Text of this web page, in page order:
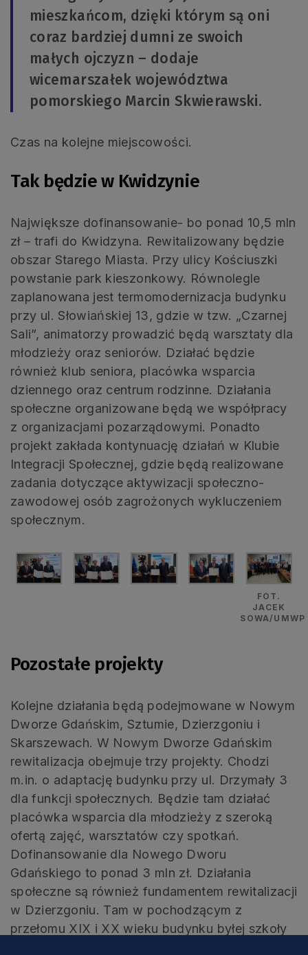
mieszkańcom, dzięki którym są oni
coraz bardziej dumni ze swoich
małych ojczyzn – dodaje
wicemarszałek województwa
pomorskiego Marcin Skwierawski.
Czas na kolejne miejscowości.
Tak będzie w Kwidzynie
Największe dofinansowanie- bo ponad 10,5 mln
zł – trafi do Kwidzyna. Rewitalizowany będzie
obszar Starego Miasta. Przy ulicy Kościuszki
powstanie park kieszonkowy. Równolegle
zaplanowana jest termomodernizacja budynku
przy ul. Słowiańskiej 13, gdzie w tzw. „Czarnej
Sali”, animatorzy prowadzić będą warsztaty dla
młodzieży oraz seniorów. Działać będzie
również klub seniora, placówka wsparcia
dziennego oraz centrum rodzinne. Działania
społeczne organizowane będą we współpracy
z organizacjami pozarządowymi. Ponadto
projekt zakłada kontynuację działań w Klubie
Integracji Społecznej, gdzie będą realizowane
zadania dotyczące aktywizacji społeczno-
zawodowej osób zagrożonych wykluczeniem
społecznym.
FOT.
JACEK
SOWA/UMWP
Pozostałe projekty
Kolejne działania będą podejmowane w Nowym
Dworze Gdańskim, Sztumie, Dzierzgoniu i
Skarszewach. W Nowym Dworze Gdańskim
rewitalizacja obejmuje trzy projekty. Chodzi
m.in. o adaptację budynku przy ul. Drzymały 3
dla funkcji społecznych. Będzie tam działać
placówka wsparcia dla młodzieży z szeroką
ofertą zajęć, warsztatów czy spotkań.
Dofinansowanie dla Nowego Dworu
Gdańskiego to ponad 3 mln zł. Działania
społeczne są również fundamentem rewitalizacji
w Dzierzgoniu. Tam w pochodzącym z
przełomu XIX i XX wieku budynku byłej szkoły